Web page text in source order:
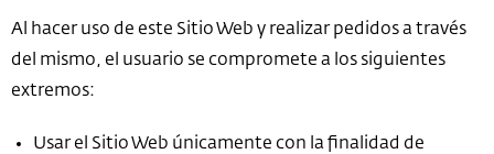
Al hacer uso de este Sitio Web y realizar pedidos a través
del mismo, el usuario se compromete a los siguientes
extremos:
Usar el Sitio Web únicamente con la finalidad de